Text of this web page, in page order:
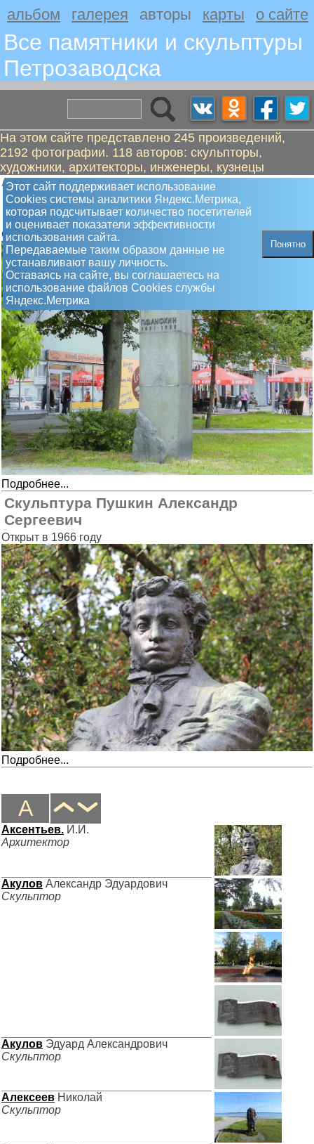
альбом галерея авторы карты о сайте
Все памятники и скульптуры
Петрозаводскa
На этом сайте представлено 245 произведений,
2192 фотографии. 118 авторов: скульпторы,
художники, архитекторы, инженеры, кузнецы
Этот сайт поддерживает использование
Сookies системы аналитики Яндекс.Метрика,
которая подсчитывает количество посетителей
и оценивает показатели эффективности
использования сайта.
Передаваемые таким образом данные не
устанавливают вашу личность.
Оставаясь на сайте, вы соглашаетесь на
использование файлов Сookies службы
Яндекс.Метрика
Понятно
Антохин Владимир Иванович
Памятник Анохин Пётр Фёдорович,
революционер
Открыт в 1967 году
Подробнее...
Скульптура Пушкин Александр
Сергеевич
Открыт в 1966 году
Подробнее...
А
Аксентьев. И.И.
Архитектор
Акулов Александр Эдуардович
Скульптор
Акулов Эдуард Александрович
Скульптор
Алексеев Николай
Скульптор